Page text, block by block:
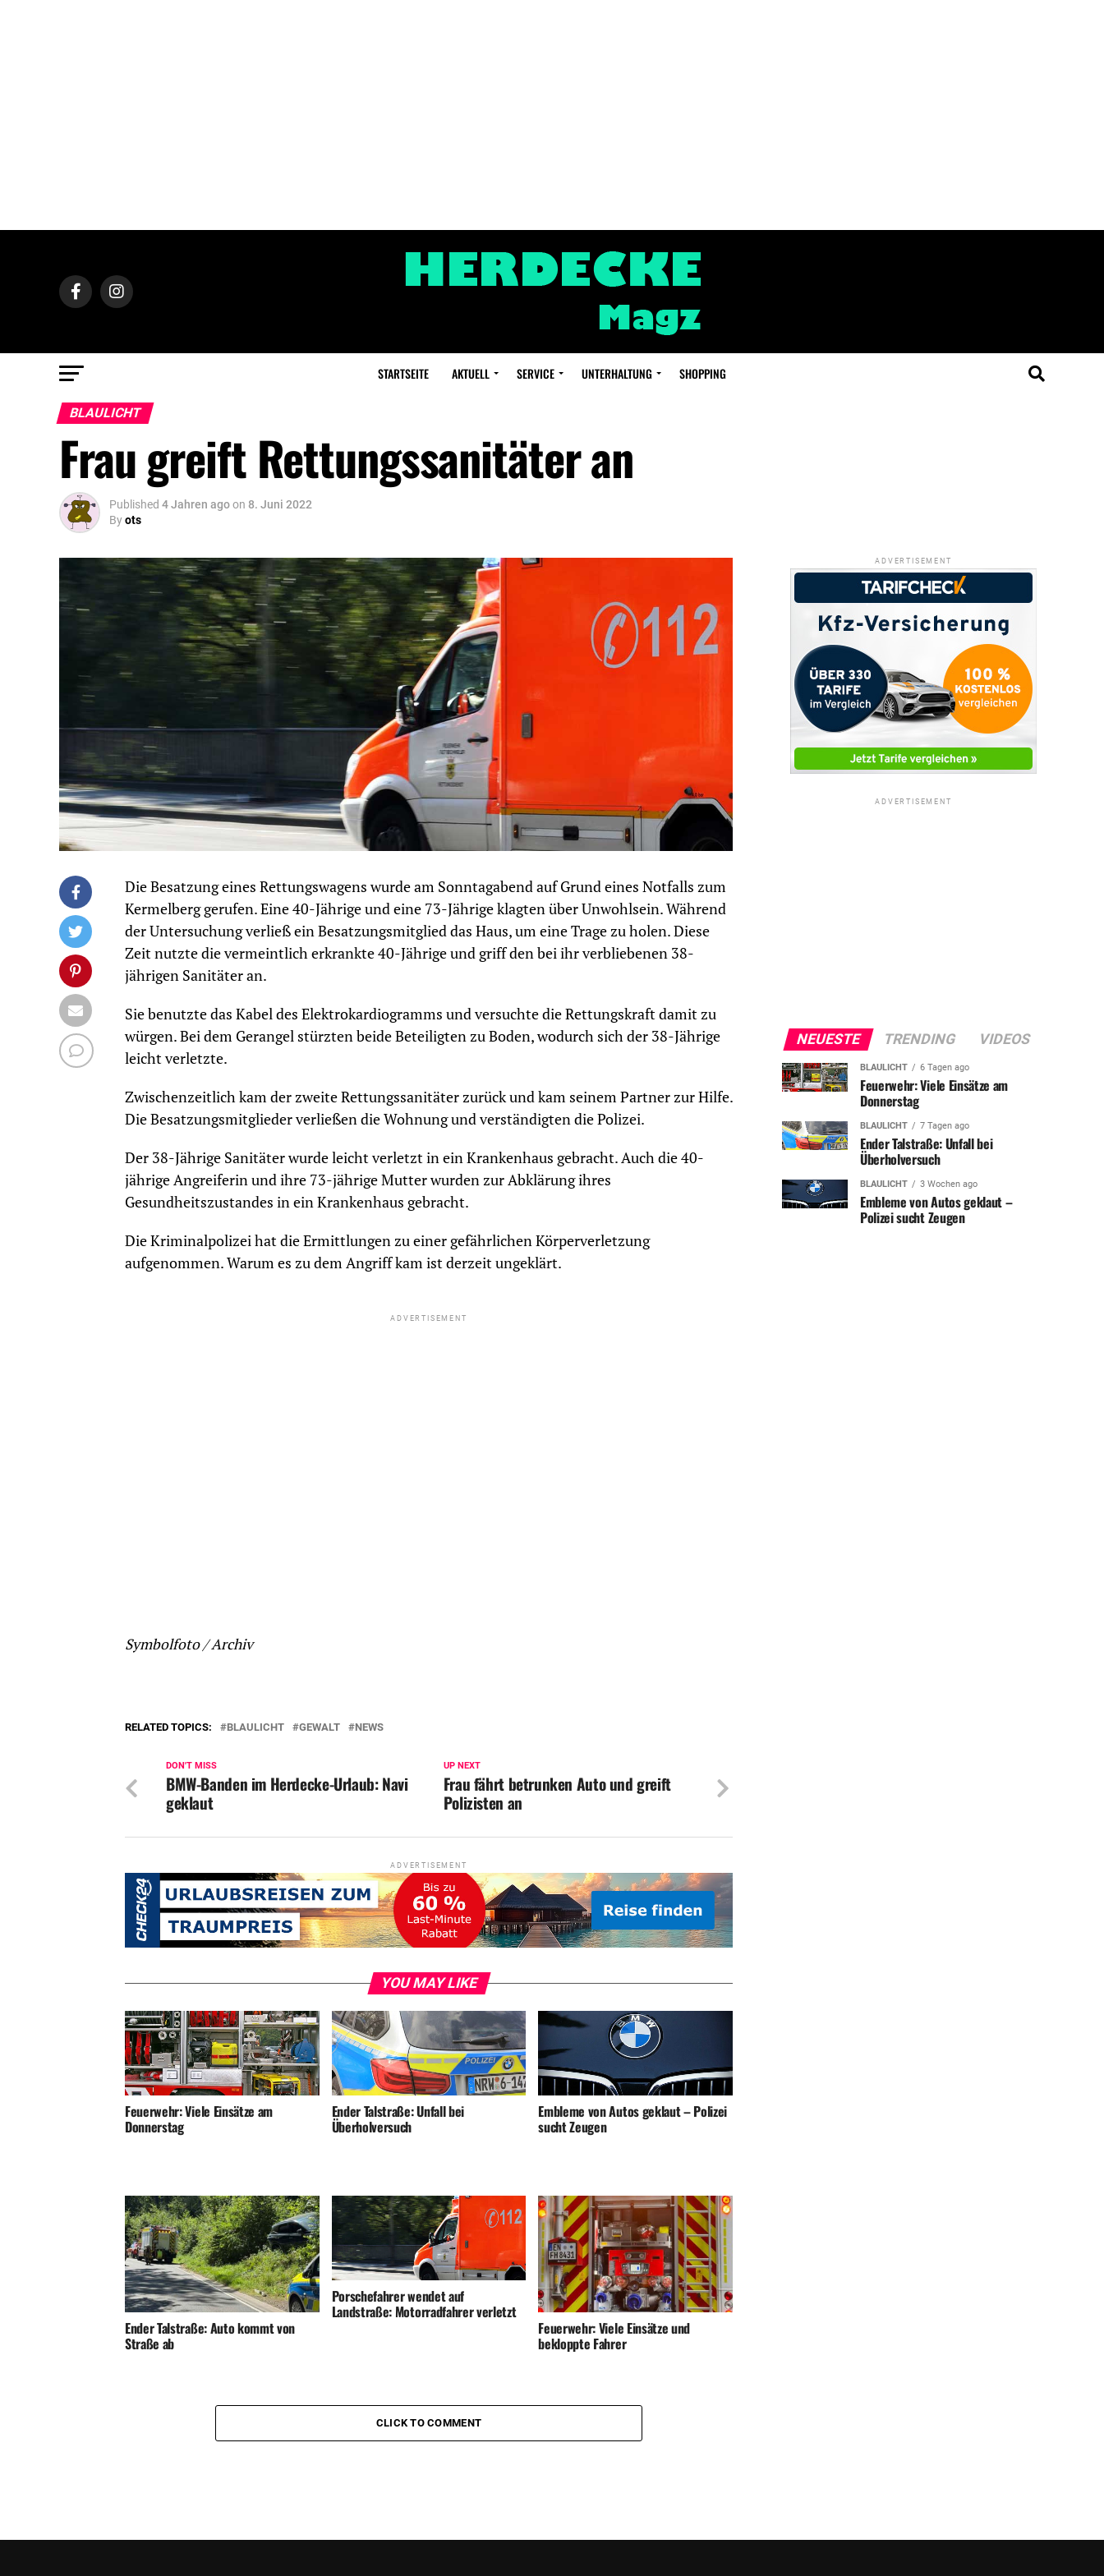
STARTSEITE AKTUELL SERVICE UNTERHALTUNG SHOPPING
BLAULICHT
Frau greift Rettungssanitäter an
Published 4 Jahren agoon 8. Juni 2022
Byots
Die Besatzung eines Rettungswagens wurde am Sonntagabend auf Grund eines Notfalls zum
Kermelberg gerufen. Eine 40-Jährige und eine 73-Jährige klagten über Unwohlsein. Während
der Untersuchung verließ ein Besatzungsmitglied das Haus, um eine Trage zu holen. Diese
Zeit nutzte die vermeintlich erkrankte 40-Jährige und griff den bei ihr verbliebenen 38-
jährigen Sanitäter an.
Sie benutzte das Kabel des Elektrokardiogramms und versuchte die Rettungskraft damit zu
würgen. Bei dem Gerangel stürzten beide Beteiligten zu Boden, wodurch sich der 38-Jährige
leicht verletzte.
Zwischenzeitlich kam der zweite Rettungssanitäter zurück und kam seinem Partner zur Hilfe.
Die Besatzungsmitglieder verließen die Wohnung und verständigten die Polizei.
Der 38-Jährige Sanitäter wurde leicht verletzt in ein Krankenhaus gebracht. Auch die 40-
jährige Angreiferin und ihre 73-jährige Mutter wurden zur Abklärung ihres
Gesundheitszustandes in ein Krankenhaus gebracht.
Die Kriminalpolizei hat die Ermittlungen zu einer gefährlichen Körperverletzung
aufgenommen. Warum es zu dem Angriff kam ist derzeit ungeklärt.
ADVERTISEMENT
Symbolfoto / Archiv
RELATED TOPICS: BLAULICHT GEWALT NEWS
UP NEXT
Frau fährt betrunken Auto und greift
Polizisten an
DON'T MISS
BMW-Banden im Herdecke-Urlaub: Navi
geklaut
ADVERTISEMENT
YOU MAY LIKE
Feuerwehr: Viele Einsätze am
Donnerstag
Ender Talstraße: Unfall bei
Überholversuch
Embleme von Autos geklaut – Polizei
sucht Zeugen
Ender Talstraße: Auto kommt von
Straße ab
Porschefahrer wendet auf
Landstraße: Motorradfahrer verletzt
Feuerwehr: Viele Einsätze und
bekloppte Fahrer
CLICK TO COMMENT
ADVERTISEMENT
ADVERTISEMENT
NEUESTE TRENDING VIDEOS
BLAULICHT 6 Tagen ago
Feuerwehr: Viele Einsätze am
Donnerstag
BLAULICHT 7 Tagen ago
Ender Talstraße: Unfall bei
Überholversuch
BLAULICHT 3 Wochen ago
Embleme von Autos geklaut –
Polizei sucht Zeugen